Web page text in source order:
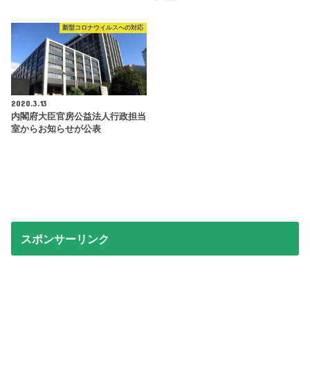
新型コロナウイルスへの対応
2020.3.13
内閣府大臣官房公益法人行政担当
室からお知らせが公表
スポンサーリンク